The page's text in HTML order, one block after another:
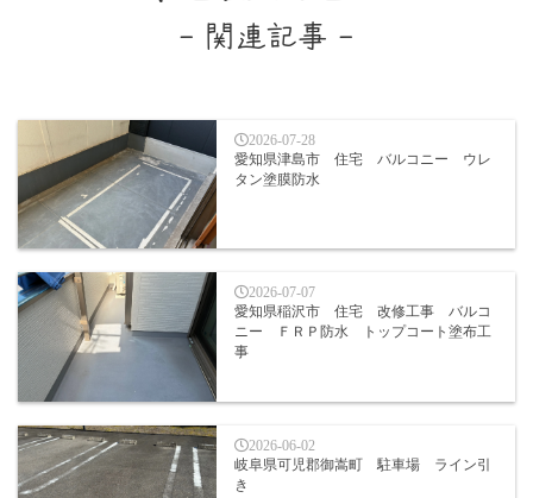
- 関連記事 -
2026-07-28
愛知県津島市 住宅 バルコニー ウレ
タン塗膜防水
2026-07-07
愛知県稲沢市 住宅 改修工事 バルコ
ニー ＦＲＰ防水 トップコート塗布工
事
2026-06-02
岐阜県可児郡御嵩町 駐車場 ライン引
き